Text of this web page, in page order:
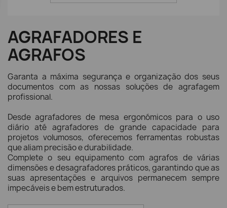
AGRAFADORES E
AGRAFOS
Garanta a máxima segurança e organização dos seus
documentos com as nossas soluções de agrafagem
profissional.
Desde agrafadores de mesa ergonómicos para o uso
diário até agrafadores de grande capacidade para
projetos volumosos, oferecemos ferramentas robustas
que aliam precisão e durabilidade.
Complete o seu equipamento com agrafos de várias
dimensões e desagrafadores práticos, garantindo que as
suas apresentações e arquivos permanecem sempre
impecáveis e bem estruturados.